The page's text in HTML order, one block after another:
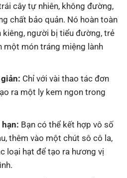
cây tự nhiên, không đường,
chất bảo quản. Nó hoàn toàn
kiêng, người bị tiểu đường, trẻ
một món tráng miệng lành
Chỉ với vài thao tác đơn
ra một ly kem ngon trong
Bạn có thể kết hợp vô số
thêm vào một chút sô cô la,
loại hạt để tạo ra hương vị